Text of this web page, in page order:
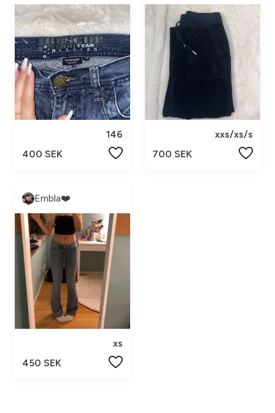
146
400 SEK
xxs/xs/s
700 SEK
Embla❤️
xs
450 SEK